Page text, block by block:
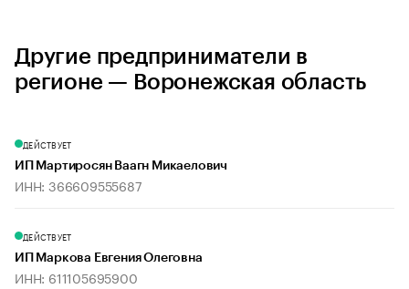
Другие предприниматели в
регионе — Воронежская область
ДЕЙСТВУЕТ
ИП Мартиросян Ваагн Микаелович
ИНН: 366609555687
ДЕЙСТВУЕТ
ИП Маркова Евгения Олеговна
ИНН: 611105695900